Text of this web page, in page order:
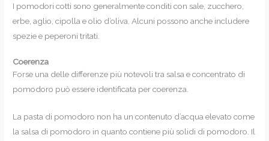
I pomodori cotti sono generalmente conditi con sale, zucchero,
erbe, aglio, cipolla e olio d’oliva. Alcuni possono anche includere
spezie e peperoni tritati.
Coerenza
Forse una delle differenze più notevoli tra salsa e concentrato di
pomodoro può essere identificata per coerenza.
La pasta di pomodoro non ha un contenuto d’acqua elevato come
la salsa di pomodoro in quanto contiene più solidi di pomodoro. Il